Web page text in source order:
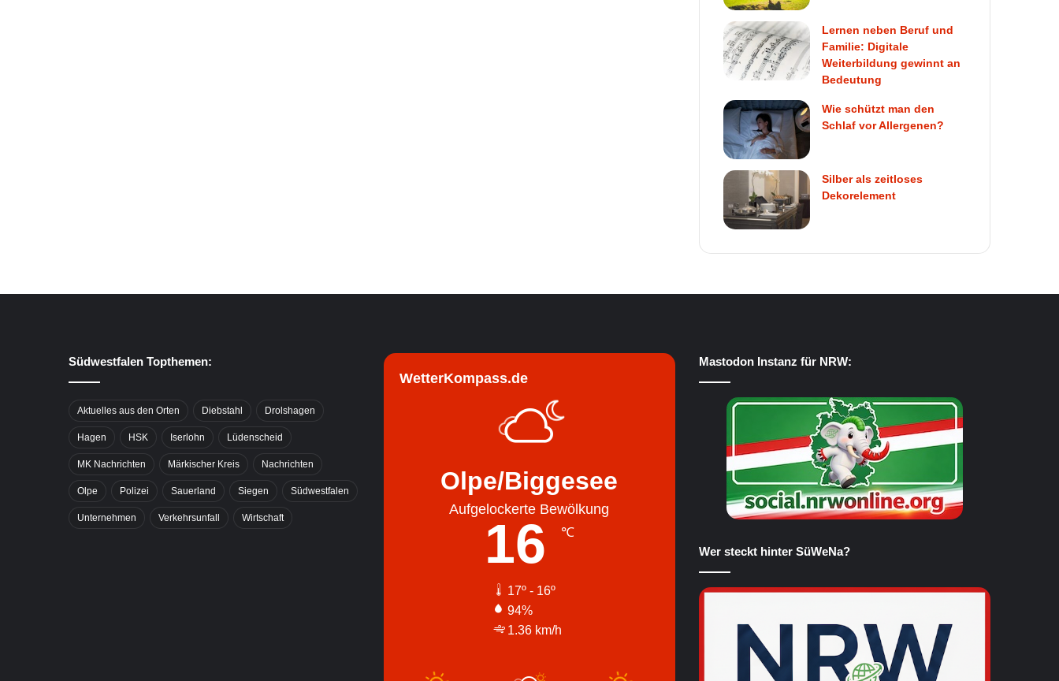
Lernen neben Beruf und
Familie: Digitale
Weiterbildung gewinnt an
Bedeutung
Wie schützt man den
Schlaf vor Allergenen?
Silber als zeitloses
Dekorelement
Südwestfalen Topthemen:
Aktuelles aus den Orten Diebstahl Drolshagen
Hagen HSK Iserlohn Lüdenscheid
MK Nachrichten Märkischer Kreis Nachrichten
Olpe Polizei Sauerland Siegen Südwestfalen
Unternehmen Verkehrsunfall Wirtschaft
WetterKompass.de
Olpe/Biggesee
Aufgelockerte Bewölkung
16 ℃
17º - 16º
94%
1.36 km/h
Mastodon Instanz für NRW:
Wer steckt hinter SüWeNa?